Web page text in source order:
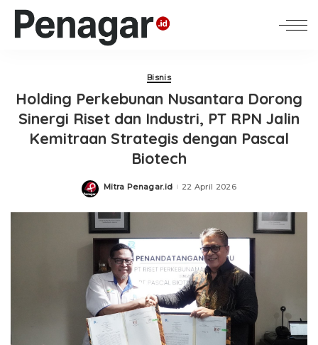
Bisnis
Holding Perkebunan Nusantara Dorong
Sinergi Riset dan Industri, PT RPN Jalin
Kemitraan Strategis dengan Pascal
Biotech
Posted
Mitra Penagar.id 22 April 2026